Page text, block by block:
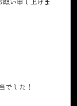
願い申し上げま
でした！